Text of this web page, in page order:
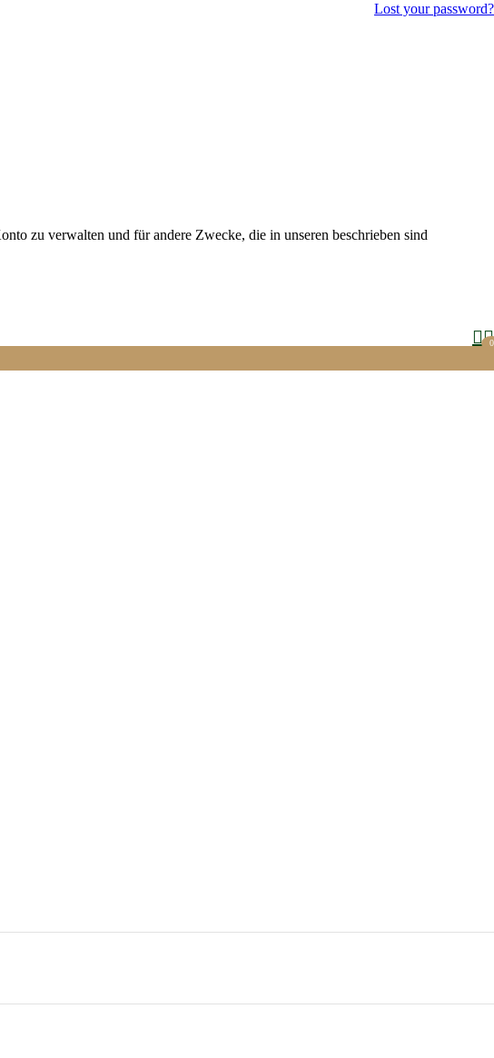
Lost your password?
zu verwalten und für andere Zwecke, die in unseren beschrieben sind
0